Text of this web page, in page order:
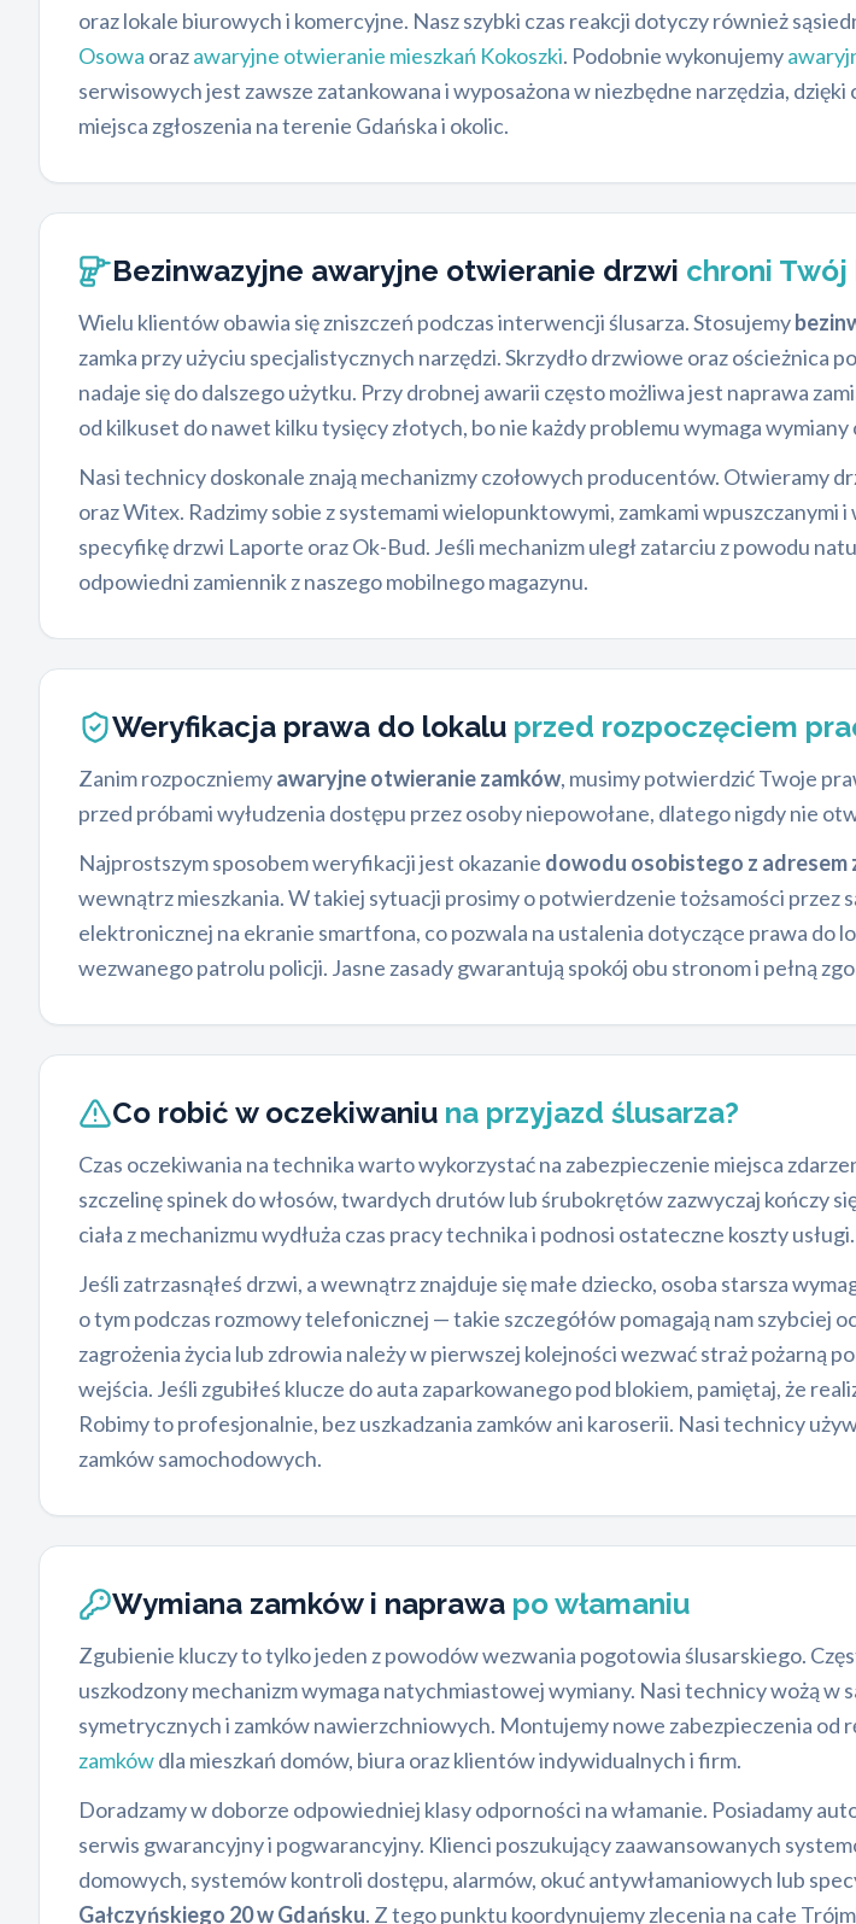
oraz lokale biurowych i komercyjne. Nasz szybki czas reakcji dotyczy również
Osowa orazawaryjne otwieranie mieszkań Kokoszki. Podobnie wykonujemy
serwisowych jest zawsze zatankowana i wyposażona w niezbędne narzędzia,
miejsca zgłoszenia na terenie Gdańska i okolic.
Bezinwazyjne awaryjne otwieranie drzwi chroni
Wielu klientów obawia się zniszczeń podczas interwencji ślusarza. Stosujemy
zamka przy użyciu specjalistycznych narzędzi. Skrzydło drzwiowe oraz ościeżnica
nadaje się do dalszego użytku. Przy drobnej awarii często możliwa jest naprawa
od kilkuset do nawet kilku tysięcy złotych, bo nie każdy problemu wymaga
Nasi technicy doskonale znają mechanizmy czołowych producentów. Otwieramy
oraz Witex. Radzimy sobie z systemami wielopunktowymi, zamkami
specyfikę drzwi Laporte oraz Ok-Bud. Jeśli mechanizm uległ zatarciu z powodu
odpowiedni zamiennik z naszego mobilnego magazynu.
Weryfikacja prawa do lokalu przed rozpoczęciem
Zanim rozpoczniemyawaryjne otwieranie zamków, musimy potwierdzić Twoje
przed próbami wyłudzenia dostępu przez osoby niepowołane, dlatego nigdy nie
Najprostszym sposobem weryfikacji jest okazanie dowodu osobistego z adresem
wewnątrz mieszkania. W takiej sytuacji prosimy o potwierdzenie tożsamości przez
elektronicznej na ekranie smartfona, co pozwala na ustalenia dotyczące prawa do
wezwanego patrolu policji. Jasne zasady gwarantują spokój obu stronom i pełną
Co robić w oczekiwaniu na przyjazd ślusarza?
Czas oczekiwania na technika warto wykorzystać na zabezpieczenie miejsca
szczelinę spinek do włosów, twardych drutów lub śrubokrętów zazwyczaj kończy
ciała z mechanizmu wydłuża czas pracy technika i podnosi ostateczne koszty usługi.
Jeśli zatrzasnąłeś drzwi, a wewnątrz znajduje się małe dziecko, osoba starsza
o tym podczas rozmowy telefonicznej — takie szczegółów pomagają nam
zagrożenia życia lub zdrowia należy w pierwszej kolejności wezwać straż pożarną
wejścia. Jeśli zgubiłeś klucze do auta zaparkowanego pod blokiem, pamiętaj, że
Robimy to profesjonalnie, bez uszkadzania zamków ani karoserii. Nasi technicy
zamków samochodowych.
Wymiana zamków i naprawa po włamaniu
Zgubienie kluczy to tylko jeden z powodów wezwania pogotowia ślusarskiego.
uszkodzony mechanizm wymaga natychmiastowej wymiany. Nasi technicy wożą
symetrycznych i zamków nawierzchniowych. Montujemy nowe zabezpieczenia od
zamkówdla mieszkań domów, biura oraz klientów indywidualnych i firm.
Doradzamy w doborze odpowiedniej klasy odporności na włamanie. Posiadamy
serwis gwarancyjny i pogwarancyjny. Klienci poszukujący zaawansowanych
domowych, systemów kontroli dostępu, alarmów, okuć antywłamaniowych lub
Gałczyńskiego 20 w Gdańsku. Z tego punktu koordynujemy zlecenia na całe